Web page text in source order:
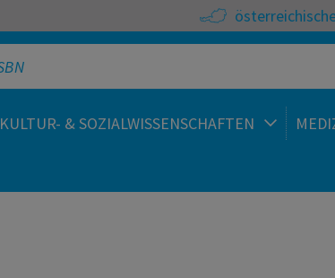
KULTUR- & SOZIALWISSENSCHAFTEN